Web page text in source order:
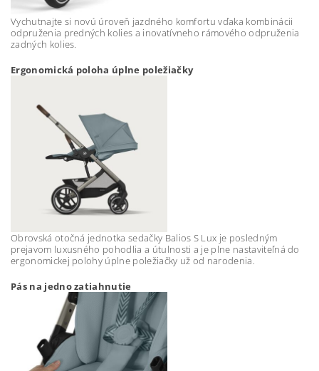
Vychutnajte si novú úroveň jazdného komfortu vďaka kombinácii
odpruženia predných kolies a inovatívneho rámového odpruženia
zadných kolies.
Ergonomická poloha úplne poležiačky
Obrovská otočná jednotka sedačky Balios S Lux je posledným
prejavom luxusného pohodlia a útulnosti a je plne nastaviteľná do
ergonomickej polohy úplne poležiačky už od narodenia.
Pás na jedno zatiahnutie